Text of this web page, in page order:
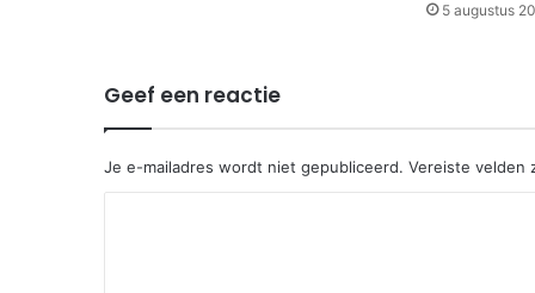
5 augustus
Geef een reactie
Je e-mailadres wordt niet gepubliceerd. Vereiste velden